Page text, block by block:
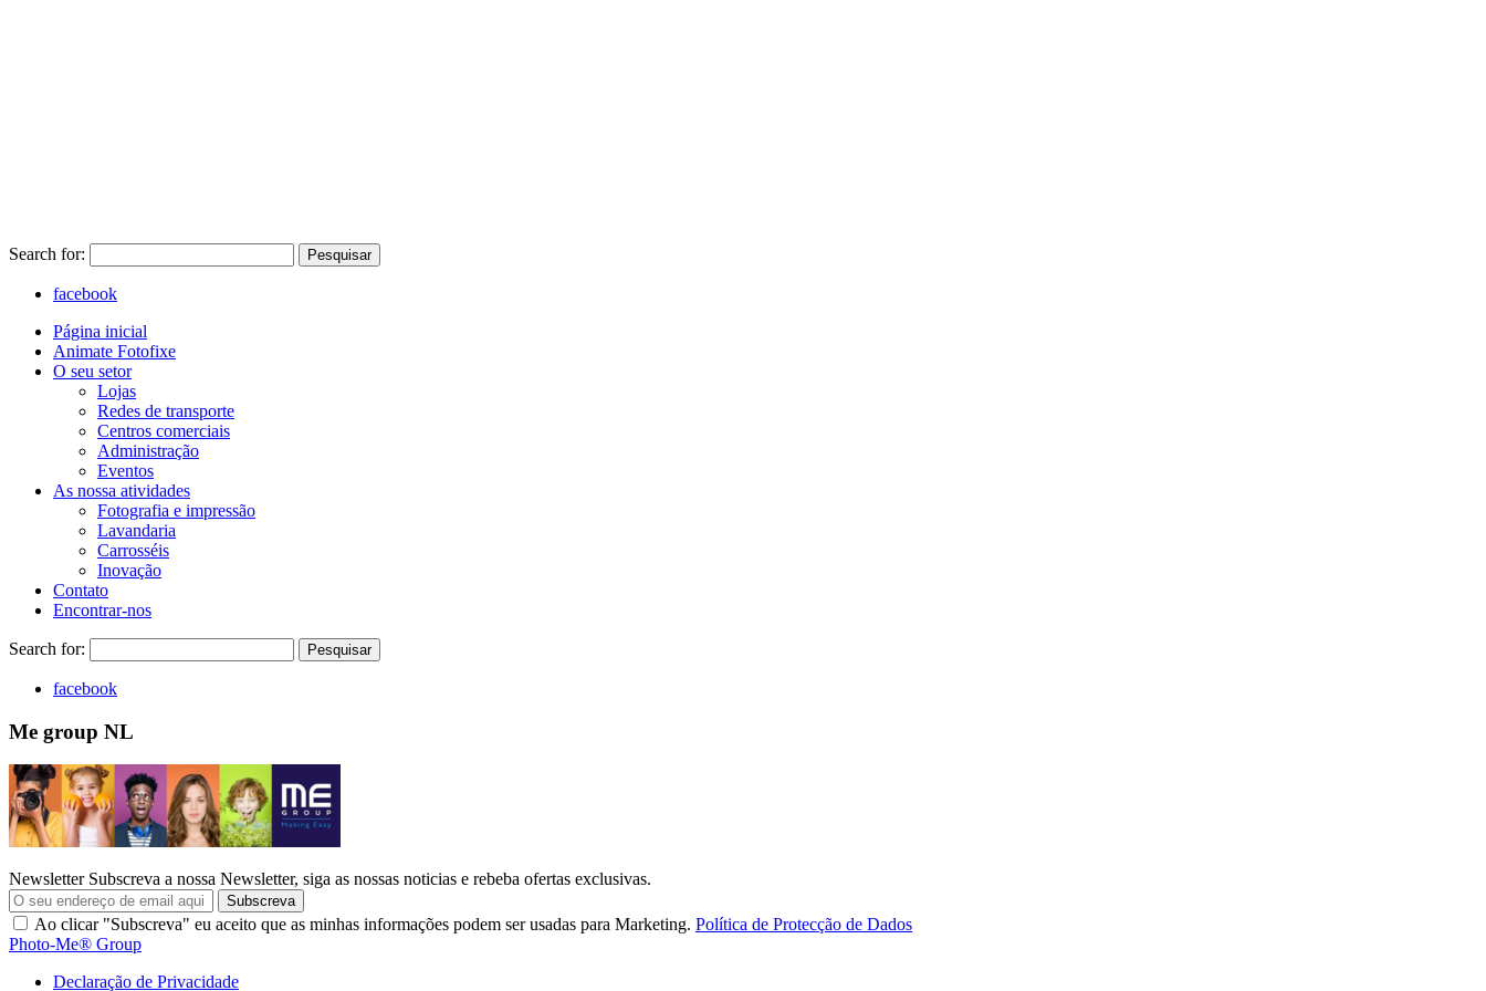
Search for: Pesquisar
facebook
Página inicial
Animate Fotofixe
O seu setor
Lojas
Redes de transporte
Centros comerciais
Administração
Eventos
As nossa atividades
Fotografia e impressão
Lavandaria
Carrosséis
Inovação
Contato
Encontrar-nos
Search for: Pesquisar
facebook
Me group NL
Newsletter Subscreva a nossa Newsletter, siga as nossas noticias e rebeba ofertas exclusivas.
Subscreva
Ao clicar "Subscreva" eu aceito que as minhas informações podem ser usadas para Marketing. Política de Protecção de Dados
Photo-Me® Group
Declaração de Privacidade